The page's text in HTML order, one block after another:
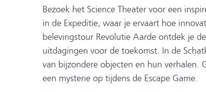
Bezoek het Science Theater voor een
in de Expeditie, waar je ervaart hoe
belevingstour Revolutie Aarde ontdek je
uitdagingen voor de toekomst. In de
van bijzondere objecten en hun verhalen.
een mysterie op tijdens de Escape Game.